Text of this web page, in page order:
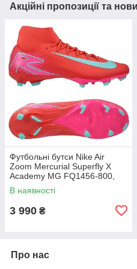
Акційні пропозиції та
Футбольні бутси Nike Air
Zoom Mercurial Superfly X
Academy MG FQ1456-800,
Червоний, Розмір (EU) —
44.5
В наявності
3 990 ₴
Про нас